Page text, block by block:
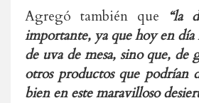
Agregó también que
“la
importante, ya que hoy en día
de uva de mesa, sino que, de
otros productos que podrían
bien en este maravilloso